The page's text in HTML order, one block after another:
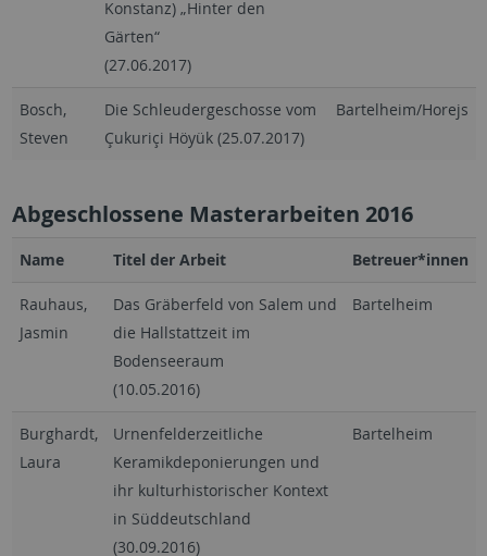
Konstanz) „Hinter den
Gärten“
(27.06.2017)
Bosch,
Steven
Die Schleudergeschosse vom
Çukuriçi Höyük (25.07.2017)
Bartelheim/Horejs
Abgeschlossene Masterarbeiten 2016
Name Titel der Arbeit Betreuer*innen
Rauhaus,
Jasmin
Das Gräberfeld von Salem und
die Hallstattzeit im
Bodenseeraum
(10.05.2016)
Bartelheim
Burghardt,
Laura
Urnenfelderzeitliche
Keramikdeponierungen und
ihr kulturhistorischer Kontext
in Süddeutschland
(30.09.2016)
Bartelheim